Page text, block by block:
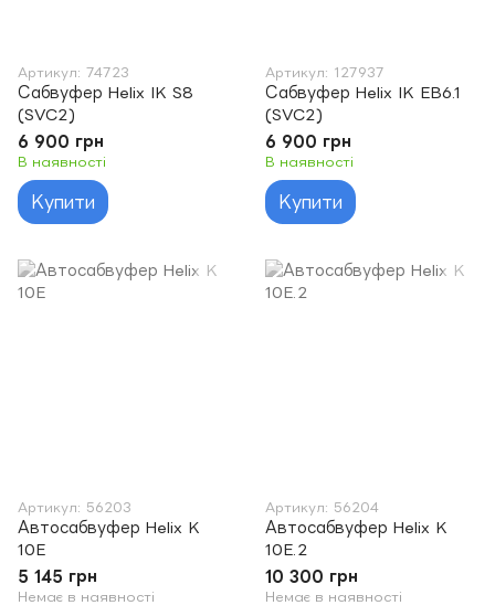
Артикул: 74723
Сабвуфер Helix IK S8
(SVC2)
6 900 грн
В наявності
Купити
Артикул: 127937
Сабвуфер Helix IK EB6.1
(SVC2)
6 900 грн
В наявності
Купити
Артикул: 56203
Автосабвуфер Helix K
10E
5 145 грн
Немає в наявності
Артикул: 56204
Автосабвуфер Helix K
10E.2
10 300 грн
Немає в наявності